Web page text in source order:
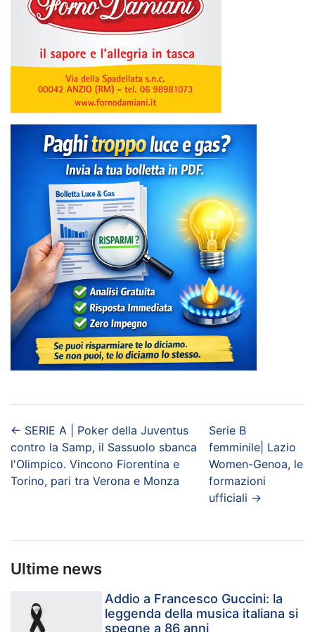
← SERIE A | Poker della Juventus
contro la Samp, il Sassuolo sbanca
l'Olimpico. Vincono Fiorentina e
Torino, pari tra Verona e Monza
Serie B
femminile| Lazio
Women-Genoa, le
formazioni
ufficiali →
Ultime news
Addio a Francesco Guccini: la
leggenda della musica italiana si
spegne a 86 anni